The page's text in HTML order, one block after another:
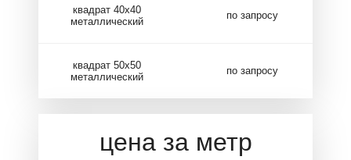
квадрат 40х40
металлический
по запросу
квадрат 50х50
металлический
по запросу
цена за метр